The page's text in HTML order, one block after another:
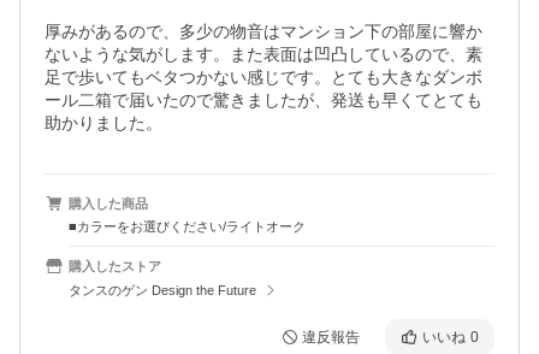
厚みがあるので、多少の物音はマンション下の部屋に響か
ないような気がします。また表面は凹凸しているので、素
足で歩いてもベタつかない感じです。とても大きなダンボ
ール二箱で届いたので驚きましたが、発送も早くてとても
助かりました。
購入した商品
■カラーをお選びください/ライトオーク
購入したストア
タンスのゲン Design the Future
違反報告 いいね 0